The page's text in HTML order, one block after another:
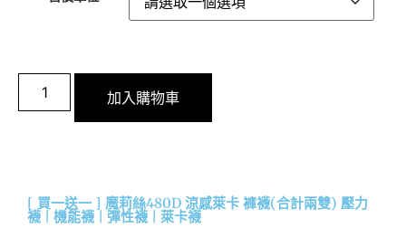
加入購物車
[ 買一送一 ] 魔莉絲480D 涼感萊卡 褲襪(合計兩雙) 壓力
襪 | 機能襪 | 彈性襪 | 萊卡襪